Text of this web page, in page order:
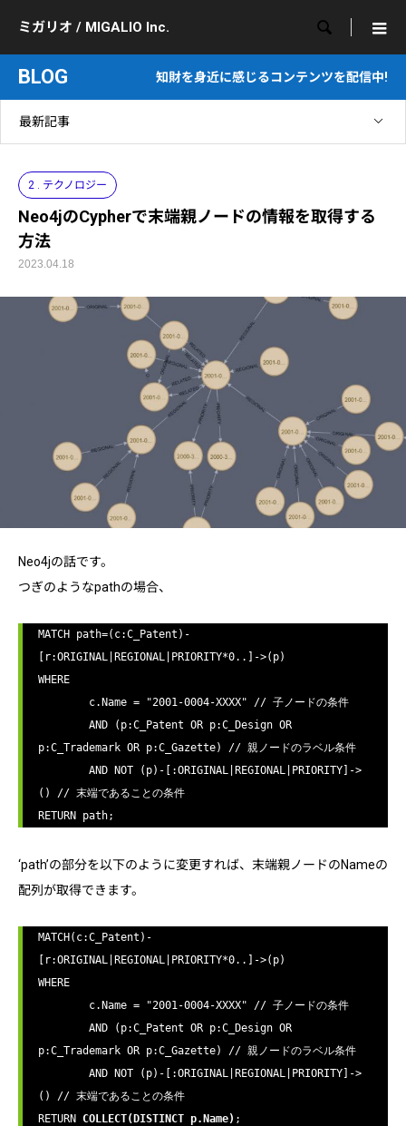
ミガリオ / MIGALIO Inc. 
BLOG 知財を身近に感じるコンテンツを配信中!
最新記事
2 . テクノロジー
Neo4jのCypherで末端親ノードの情報を取得する
方法
2023.04.18
Neo4jの話です。
つぎのようなpathの場合、
MATCH path=(c:C_Patent)-
[r:ORIGINAL|REGIONAL|PRIORITY*0..]->(p)
WHERE
p:C_Trademark OR p:C_Gazette) // 親ノードのラベル条件
() // 末端であることの条件
‘path’の部分を以下のように変更すれば、末端親ノードのNameの
配列が取得できます。
MATCH(c:C_Patent)-
[r:ORIGINAL|REGIONAL|PRIORITY*0..]->(p)
WHERE
p:C_Trademark OR p:C_Gazette) // 親ノードのラベル条件
() // 末端であることの条件
RETURN COLLECT(DISTINCT p.Name)